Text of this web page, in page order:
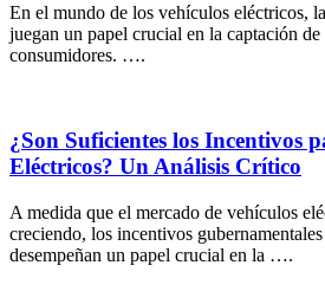
En el mundo de los vehículos eléctricos,
juegan un papel crucial en la captación
consumidores. ….
¿Son Suficientes los Incentivos
Eléctricos? Un Análisis Crítico
A medida que el mercado de vehículos
creciendo, los incentivos
desempeñan un papel crucial en la ….